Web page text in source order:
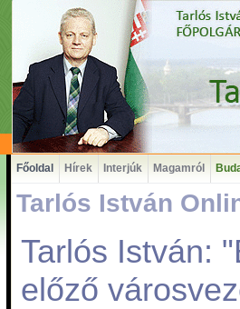
Főoldal Hírek Interjúk Magamról
Tarlós István
Tarlós István:
előző